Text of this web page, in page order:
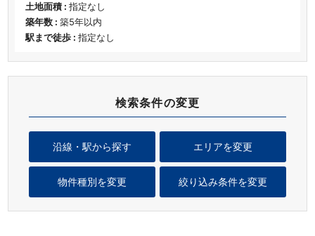
検索条件の変更
エリアを変更
沿線・駅から探す
物件種別を変更 絞り込み条件を変更
土地面積 : 指定なし
築年数 : 築5年以内
駅まで徒歩 : 指定なし